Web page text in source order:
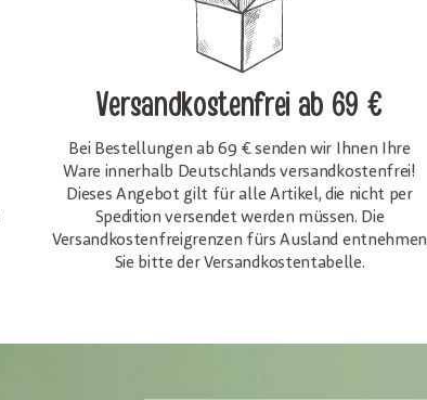
Versandkostenfrei ab 69 €
Bei Bestellungen ab 69 € senden wir Ihnen Ihre
Ware innerhalb Deutschlands versandkostenfrei!
Dieses Angebot gilt für alle Artikel, die nicht per
Spedition versendet werden müssen. Die
Versandkosten­freigrenzen fürs Ausland entnehmen
Sie bitte der Versandkostentabelle.